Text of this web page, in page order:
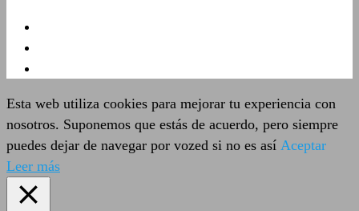
Esta web utiliza cookies para mejorar tu experiencia con
nosotros. Suponemos que estás de acuerdo, pero siempre
puedes dejar de navegar por vozed si no es así Aceptar
Leer más